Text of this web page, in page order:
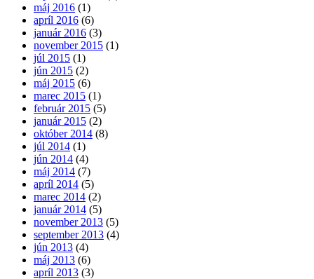
máj 2016 (1)
apríl 2016 (6)
január 2016 (3)
november 2015 (1)
júl 2015 (1)
jún 2015 (2)
máj 2015 (6)
marec 2015 (1)
február 2015 (5)
január 2015 (2)
október 2014 (8)
júl 2014 (1)
jún 2014 (4)
máj 2014 (7)
apríl 2014 (5)
marec 2014 (2)
január 2014 (5)
november 2013 (5)
september 2013 (4)
jún 2013 (4)
máj 2013 (6)
apríl 2013 (3)